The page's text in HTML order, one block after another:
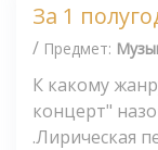
За 1
/ Предмет:
К какому
концерт"
.Лирическая